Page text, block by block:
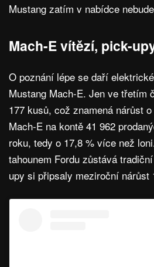
Mustang zatím v nabídce
Mach-E vítězí, pick-
O poznání lépe se daří
Mustang Mach-E. Jen ve třetím
177 kusů, což znamená nárůst
Mach-E na kontě 41 962
roku, tedy o 17,8 % více než
tahounem Fordu zůstává
upy si připsaly meziroční nárůst